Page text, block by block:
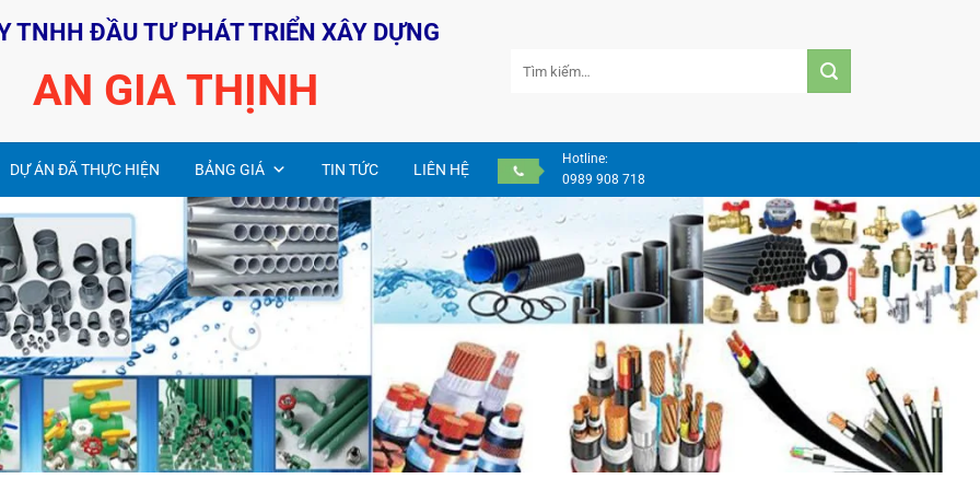
TNHH ĐẦU TƯ PHÁT TRIỂN XÂY DỰNG
AN GIA THỊNH
kiếm:
DỰ ÁN ĐÃ THỰC HIỆN BẢNG GIÁ TIN TỨC LIÊN HỆ
Hotline:
0989 908 718